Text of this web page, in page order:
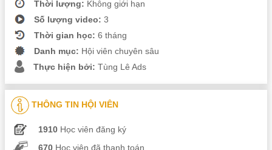
Thời lượng: Không giới hạn
Số lượng video: 3
Thời gian học: 6 tháng
Danh mục: Hội viên chuyên sâu
Thực hiện bởi: Tùng Lê Ads
THÔNG TIN HỘI VIÊN
1910 Học viên đăng ký
670 Học viên đã thanh toán